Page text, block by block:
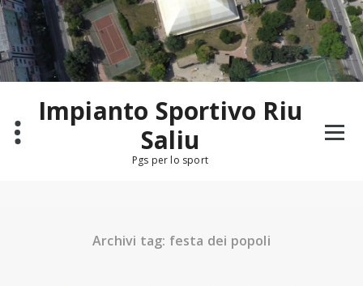
Salta
al
contenuto
Impianto Sportivo Riu
Saliu
Pgs per lo sport
Archivi tag: festa dei popoli